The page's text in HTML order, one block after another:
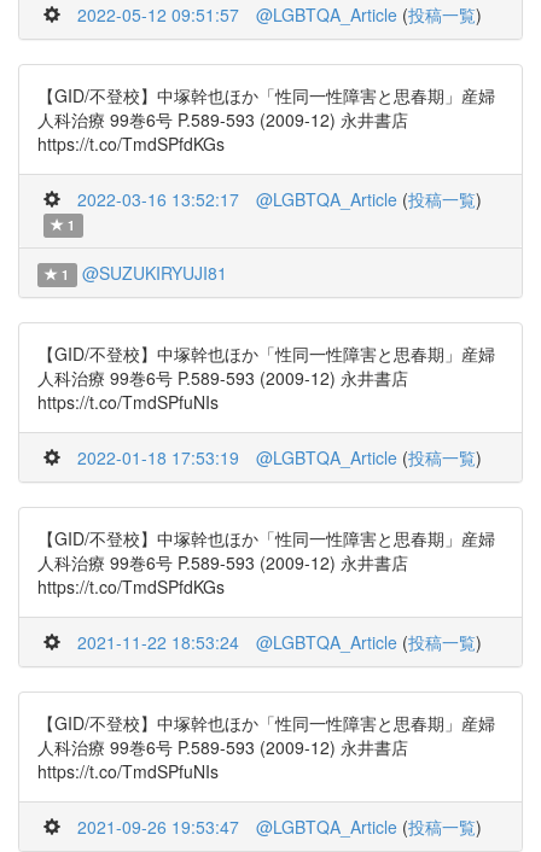
2022-05-12 09:51:57 @LGBTQA_Article (投稿一覧)
【GID/不登校】中塚幹也ほか「性同一性障害と思春期」産婦
人科治療 99巻6号 P.589-593 (2009-12) 永井書店
https://t.co/TmdSPfdKGs
2022-03-16 13:52:17 @LGBTQA_Article (投稿一覧)
1
1 @SUZUKIRYUJI81
【GID/不登校】中塚幹也ほか「性同一性障害と思春期」産婦
人科治療 99巻6号 P.589-593 (2009-12) 永井書店
https://t.co/TmdSPfuNIs
2022-01-18 17:53:19 @LGBTQA_Article (投稿一覧)
【GID/不登校】中塚幹也ほか「性同一性障害と思春期」産婦
人科治療 99巻6号 P.589-593 (2009-12) 永井書店
https://t.co/TmdSPfdKGs
2021-11-22 18:53:24 @LGBTQA_Article (投稿一覧)
【GID/不登校】中塚幹也ほか「性同一性障害と思春期」産婦
人科治療 99巻6号 P.589-593 (2009-12) 永井書店
https://t.co/TmdSPfuNIs
2021-09-26 19:53:47 @LGBTQA_Article (投稿一覧)